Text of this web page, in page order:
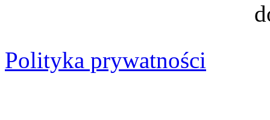
Polityka prywatności